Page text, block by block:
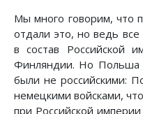
Мы много говорим, что
отдали это, но ведь все
в состав Российской
Финляндии. Но Польша
были не российскими:
немецкими войсками,
при Российской